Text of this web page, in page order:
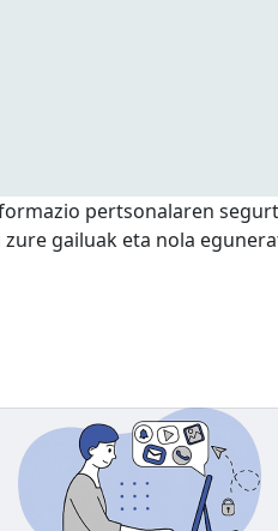
pertsonalaren
gailuak eta nola